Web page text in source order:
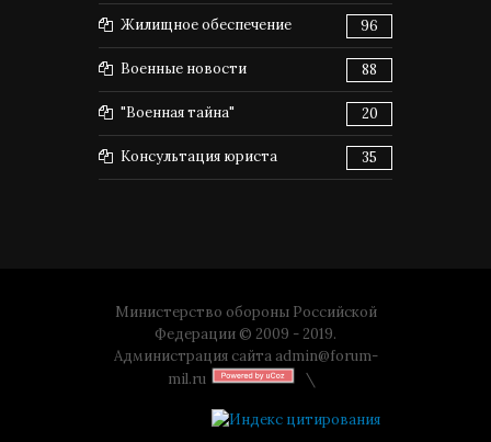
Жилищное обеспечение 96
Военные новости 88
"Военная тайна" 20
Консультация юриста 35
Министерство обороны Российской
Федерации © 2009 - 2019.
Администрация сайта admin@forum-
mil.ru